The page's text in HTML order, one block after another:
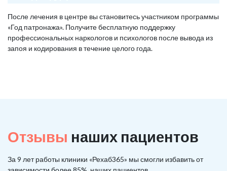
После лечения в центре вы становитесь участником программы
«Год патронажа». Получите бесплатную поддержку
профессиональных наркологов и психологов после вывода из
запоя и кодирования в течение целого года.
Отзывы наших пациентов
За 9 лет работы клиники «Рехаб365» мы смогли избавить от